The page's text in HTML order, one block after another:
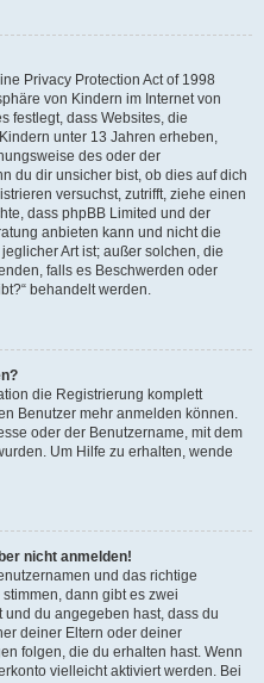
Privacy Protection Act of 1998
von Kindern im Internet von
festlegt, dass Websites, die
unter 13 Jahren erheben,
des oder der
du dir unsicher bist, ob dies auf dich
versuchst, zutrifft, ziehe einen
dass phpBB Limited und der
anbieten kann und nicht die
Art ist; außer solchen, die
falls es Beschwerden oder
behandelt werden.
die Registrierung komplett
Benutzer mehr anmelden können.
oder der Benutzername, mit dem
Um Hilfe zu erhalten, wende
nicht anmelden!
und das richtige
dann gibt es zwei
und du angegeben hast, dass du
deiner Eltern oder deiner
folgen, die du erhalten hast. Wenn
vielleicht aktiviert werden. Bei